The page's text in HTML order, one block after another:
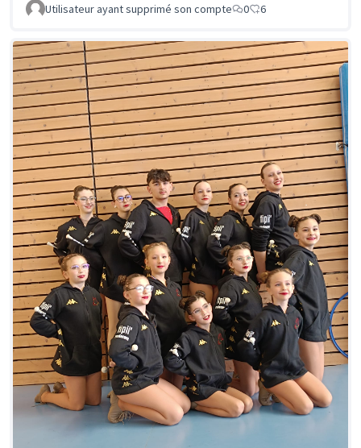
Utilisateur ayant supprimé son compte
0 6